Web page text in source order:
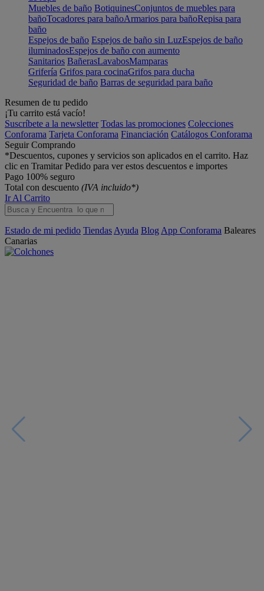
Muebles de baño BotiquinesConjuntos de muebles para
bañoTocadores para bañoArmarios para bañoRepisa para
baño
Espejos de baño Espejos de baño sin LuzEspejos de baño
iluminadosEspejos de baño con aumento
Sanitarios BañerasLavabosMamparas
Grifería Grifos para cocinaGrifos para ducha
Seguridad de baño Barras de seguridad para baño
Resumen de tu pedido
¡Tu carrito está vacío!
Suscríbete a la newsletter Todas las promociones Colecciones
Conforama Tarjeta Conforama Financiación Catálogos Conforama
Seguir Comprando
*Descuentos, cupones y servicios son aplicados en el carrito. Haz
clic en Tramitar Pedido para ver estos descuentos e importes
Pago 100% seguro
Total con descuento (IVA incluido*)
Ir Al Carrito
Estado de mi pedido Tiendas Ayuda Blog App Conforama Baleares
Canarias